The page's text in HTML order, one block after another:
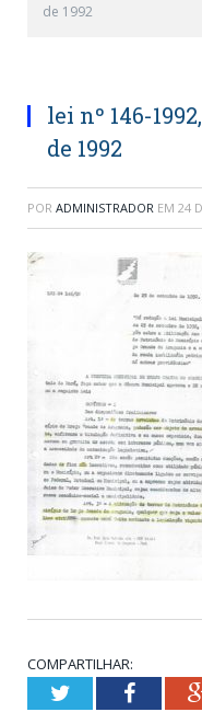
de 1992
lei nº 146-
de 1992
POR ADMINISTRADOR EM 24
COMPARTILHAR:
Twitter